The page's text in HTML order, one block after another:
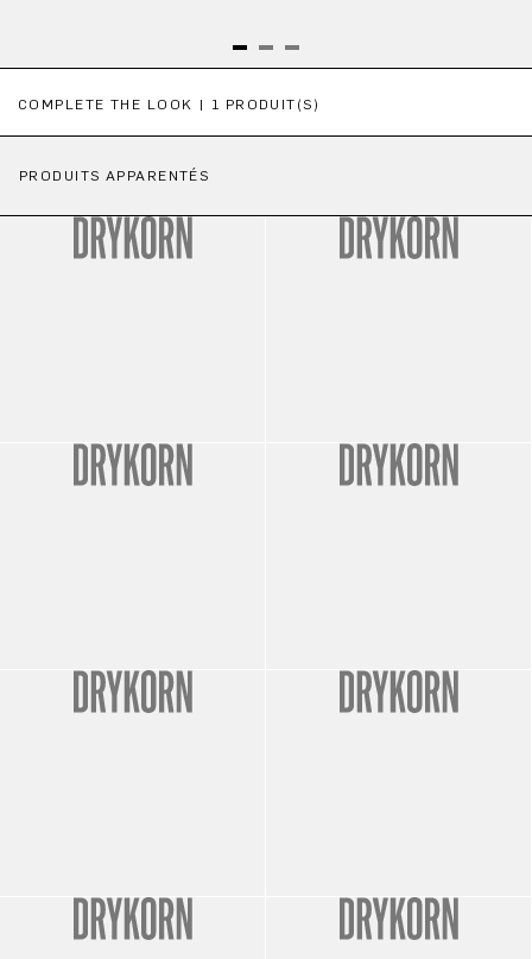
COMPLETE THE LOOK | 1 PRODUIT(S)
PRODUITS APPARENTÉS